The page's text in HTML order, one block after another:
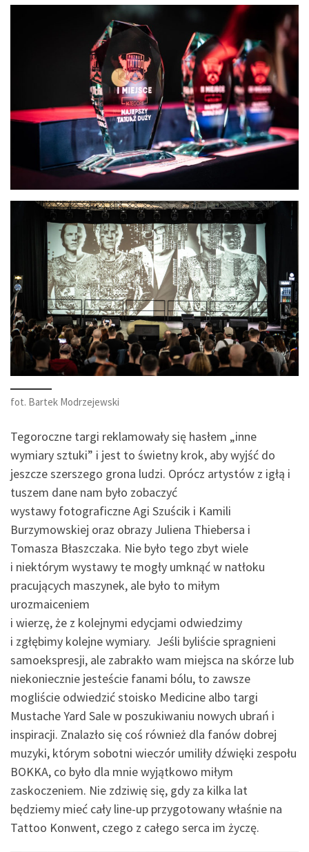
fot. Bartek Modrzejewski
Tegoroczne targi reklamowały się hasłem „inne
wymiary sztuki” i jest to świetny krok, aby wyjść do
jeszcze szerszego grona ludzi. Oprócz artystów z igłą i
tuszem dane nam było zobaczyć
wystawy fotograficzne Agi Szuścik i Kamili
Burzymowskiej oraz obrazy Juliena Thiebersa i
Tomasza Błaszczaka. Nie było tego zbyt wiele
i niektórym wystawy te mogły umknąć w natłoku
pracujących maszynek, ale było to miłym
urozmaiceniem
i wierzę, że z kolejnymi edycjami odwiedzimy
i zgłębimy kolejne wymiary. Jeśli byliście spragnieni
samoekspresji, ale zabrakło wam miejsca na skórze lub
niekoniecznie jesteście fanami bólu, to zawsze
mogliście odwiedzić stoisko Medicine albo targi
Mustache Yard Sale w poszukiwaniu nowych ubrań i
inspiracji. Znalazło się coś również dla fanów dobrej
muzyki, którym sobotni wieczór umiliły dźwięki zespołu
BOKKA, co było dla mnie wyjątkowo miłym
zaskoczeniem. Nie zdziwię się, gdy za kilka lat
będziemy mieć cały line-up przygotowany właśnie na
Tattoo Konwent, czego z całego serca im życzę.